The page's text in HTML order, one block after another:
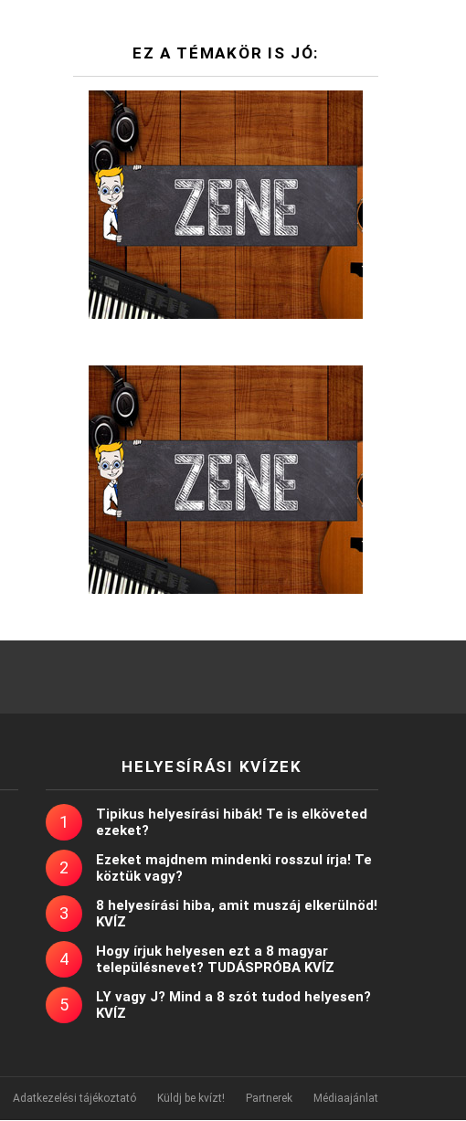
EZ A TÉMAKÖR IS JÓ:
HELYESÍRÁSI KVÍZEK
Tipikus helyesírási hibák! Te is elköveted
ezeket?
Ezeket majdnem mindenki rosszul írja! Te
köztük vagy?
8 helyesírási hiba, amit muszáj elkerülnöd!
KVÍZ
Hogy írjuk helyesen ezt a 8 magyar
településnevet? TUDÁSPRÓBA KVÍZ
LY vagy J? Mind a 8 szót tudod helyesen?
KVÍZ
Adatkezelési tájékoztató Küldj be kvízt! Partnerek Médiaajánlat